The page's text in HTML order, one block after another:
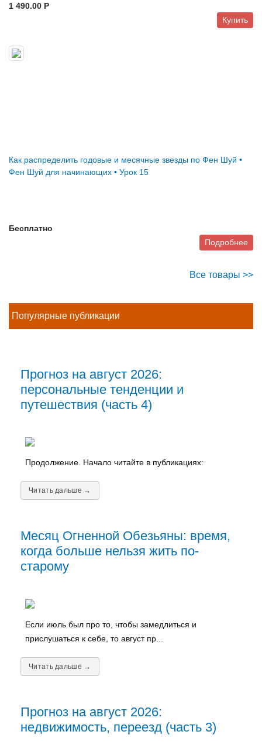
1 490.00 P
Купить
Как распределить годовые и месячные звезды по Фен Шуй •
Фен Шуй для начинающих • Урок 15
Бесплатно
Подробнее
Все товары >>
Популярные публикации
Прогноз на август 2026:
персональные тенденции и
путешествия (часть 4)
Продолжение. Начало читайте в публикациях:
Читать дальше →
Месяц Огненной Обезьяны: время,
когда больше нельзя жить по-
старому
Если июль был про то, чтобы замедлиться и
прислушаться к себе, то август пр...
Читать дальше →
Прогноз на август 2026:
недвижимость, переезд (часть 3)